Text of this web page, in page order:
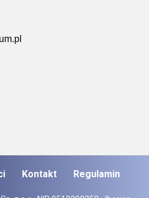
Kontakt Regulamin